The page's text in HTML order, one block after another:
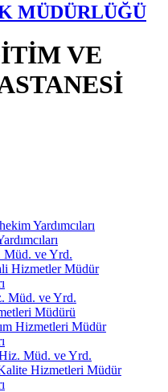
MÜDÜRLÜĞÜ
VE
Yardımcıları
ve Yrd.
Hizmetler Müdür
Müd. ve Yrd.
Müdürü
Hizmetleri Müdür
Müd. ve Yrd.
Hizmetleri Müdür